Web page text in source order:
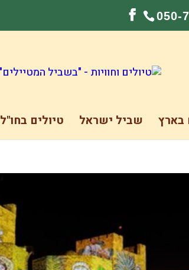
050-
בארץ שביל ישראל טיולים בחו"ל